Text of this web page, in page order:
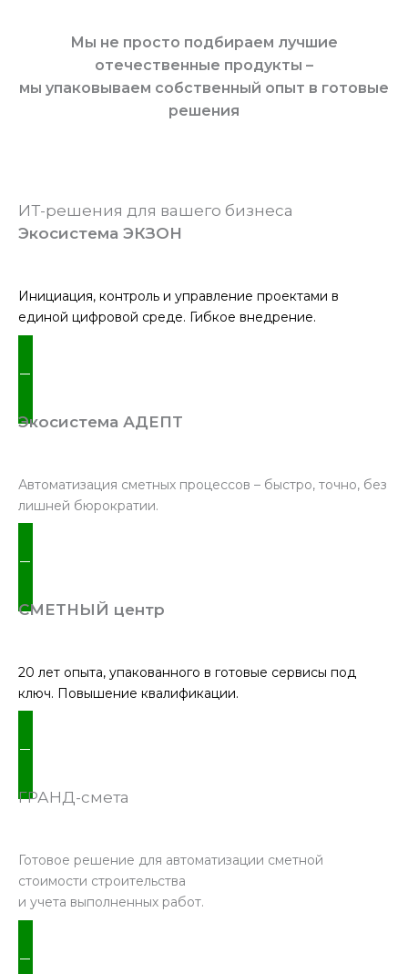
Мы не просто подбираем лучшие
отечественные продукты –
мы упаковываем собственный опыт в готовые
решения
ИТ-решения для вашего бизнеса
Экосистема ЭКЗОН
Инициация, контроль и управление проектами в
единой цифровой среде. Гибкое внедрение.
ПОДРОБНЕЕ
Экосистема АДЕПТ
Автоматизация сметных процессов – быстро, точно, без
лишней бюрократии.
ПОДРОБНЕЕ
СМЕТНЫЙ центр
20 лет опыта, упакованного в готовые сервисы под
ключ. Повышение квалификации.
ПОДРОБНЕЕ
ГРАНД-смета
Готовое решение для автоматизации сметной
стоимости строительства
и учета выполненных работ.
ПОДРОБНЕЕ